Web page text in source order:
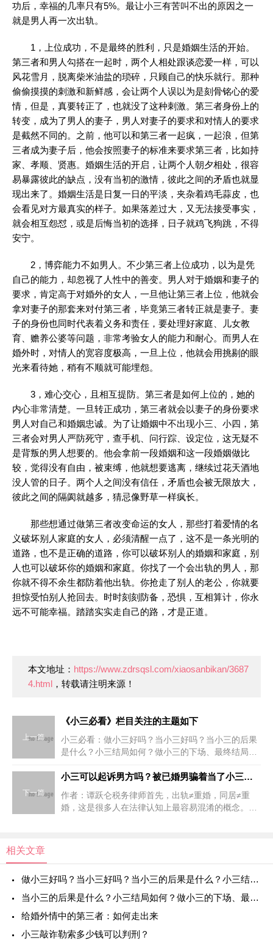
功后，幸福的几率只有5%。最让小三有苦叫不出的原因之一
就是男人再一次出轨。
1，上位成功，不是最终的胜利，只是婚姻生活的开始。
第三者和男人勾搭在一起时，两个人相处跟谈恋爱一样，可以
风花雪月，脱离柴米油盐的琐碎，只顾自己的快乐就行。那种
偷偷摸摸的刺激和新鲜感，会让两个人误以为是刻骨铭心的爱
情，但是，真要转正了，也就没了这种刺激。第三者身份上的
转变，成为了男人的妻子，男人对妻子的要求和对情人的要求
是截然不同的。之前，他可以和第三者一起疯，一起浪，但第
三者成为妻子后，他会按照妻子的标准来要求第三者，比如持
家、孝顺、贤惠。婚姻生活的开启，让两个人朝夕相处，很容
易暴露彼此的缺点，没有当初的激情，彼此之间的矛盾也就显
现出来了。婚姻生活是日复一日的平淡，夹杂着鸡毛蒜皮，也
会看见对方最真实的样子。如果落差过大，又无法接受事实，
就会相互怨怼，或是后悔当初的选择，日子就鸡飞狗跳，不得
安宁。
2，博弈能力不如男人。不少第三者上位成功，以为是凭
自己的能力，却忽视了人性中的善变。男人对于婚姻和妻子的
要求，肯定高于对婚外的女人，一旦他让第三者上位，他就会
拿对妻子的那套来对付第三者，毕竟第三者转正就是妻子。妻
子的身份也同时代表着义务和责任，要处理好家庭、儿女教
育、赡养公婆等问题，非常考验女人的能力和耐心。而男人在
婚外时，对情人的宽容度极高，一旦上位，他就会用挑剔的眼
光来看待她，稍有不顺就可能埋怨。
3，难心交心，且相互提防。第三者是如何上位的，她的
内心非常清楚。一旦转正成功，第三者就会以妻子的身份要求
男人对自己和婚姻忠诚。为了让婚姻中不出现小三、小四，第
三者会对男人严防死守，查手机、问行踪、设定位，这无疑不
是背叛的男人想要的。他会拿前一段婚姻和这一段婚姻做比
较，觉得没有自由，被束缚，他就想要逃离，继续过花天酒地
没人管的日子。两个人之间没有信任，矛盾也会被无限放大，
彼此之间的隔阂就越多，猜忌像野草一样疯长。
那些想通过做第三者改变命运的女人，那些打着爱情的名
义破坏别人家庭的女人，必须清醒一点了，这不是一条光明的
道路，也不是正确的道路，你可以破坏别人的婚姻和家庭，别
人也可以破坏你的婚姻和家庭。你找了一个会出轨的男人，那
你就不得不余生都防着他出轨。你抢走了别人的老公，你就要
担惊受怕别人抢回去。时时刻刻防备，恐惧，互相算计，你永
远不可能幸福。踏踏实实走自己的路，才是正道。
本文地址： https://www.zdrsqsl.com/xiaosanbikan/3687
4.html ，转载请注明来源！
上一篇
《小三必看》栏目关注的主题如下
小三必看：做小三好吗？当小三好吗？当小三的后果
是什么？小三结局如何？做小三的下场、最终结局是
了，如何应对？小三被原配起诉还钱，小三有什么办
下一篇
小三可以起诉男方吗？被已婚男骗着当了小三可以起诉吗？小三能起诉男方重婚罪吗？第三者应该怎么起诉已婚男？
作者：谭跃仑税务律师首先，出轨≠重婚，同居≠重
婚，这是很多人在法律认知上最容易混淆的概念。
相关文章
做小三好吗？当小三好吗？当小三的后果是什么？小三结局如何？做小三的下场、最终结局是怎样的？
当小三的后果是什么？小三结局如何？做小三的下场、最终结局是怎样的？
给婚外情中的第三者：如何走出来
小三敲诈勒索多少钱可以判刑？